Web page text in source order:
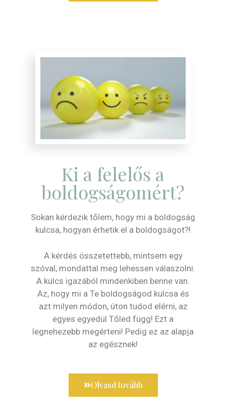
Ki a felelős a
boldogságomért?
Sokan kérdezik tőlem, hogy mi a boldogság
kulcsa, hogyan érhetik el a boldogságot?!
A kérdés összetettebb, mintsem egy
szóval, mondattal meg lehessen válaszolni.
A kulcs igazából mindenkiben benne van.
Az, hogy mi a Te boldogságod kulcsa és
azt milyen módon, úton tudod elérni, az
egyes egyedül Tőled függ! Ezt a
legnehezebb megérteni! Pedig ez az alapja
az egésznek!
Olvasd tovább